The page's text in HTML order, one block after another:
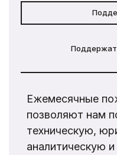
Ежемесячные
позволяют нам
техническую,
аналитическую